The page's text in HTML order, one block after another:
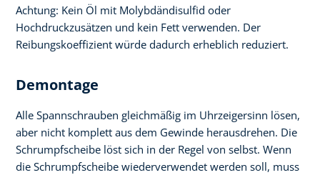
Achtung: Kein Öl mit Molybdändisulfid oder
Hochdruckzusätzen und kein Fett verwenden. Der
Reibungskoeffizient würde dadurch erheblich reduziert.
Demontage
Alle Spannschrauben gleichmäßig im Uhrzeigersinn lösen,
aber nicht komplett aus dem Gewinde herausdrehen. Die
Schrumpfscheibe löst sich in der Regel von selbst. Wenn
die Schrumpfscheibe wiederverwendet werden soll, muss